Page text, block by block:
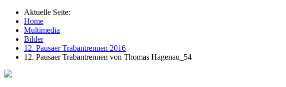
Aktuelle Seite:
Home
Multimedia
Bilder
12. Pausaer Trabantrennen 2016
12. Pausaer Trabantrennen von Thomas Hagenau_54